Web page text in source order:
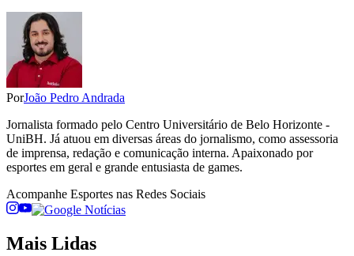
PorJoão Pedro Andrada
Jornalista formado pelo Centro Universitário de Belo Horizonte -
UniBH. Já atuou em diversas áreas do jornalismo, como assessoria
de imprensa, redação e comunicação interna. Apaixonado por
esportes em geral e grande entusiasta de games.
Acompanhe Esportes nas Redes Sociais
Mais Lidas